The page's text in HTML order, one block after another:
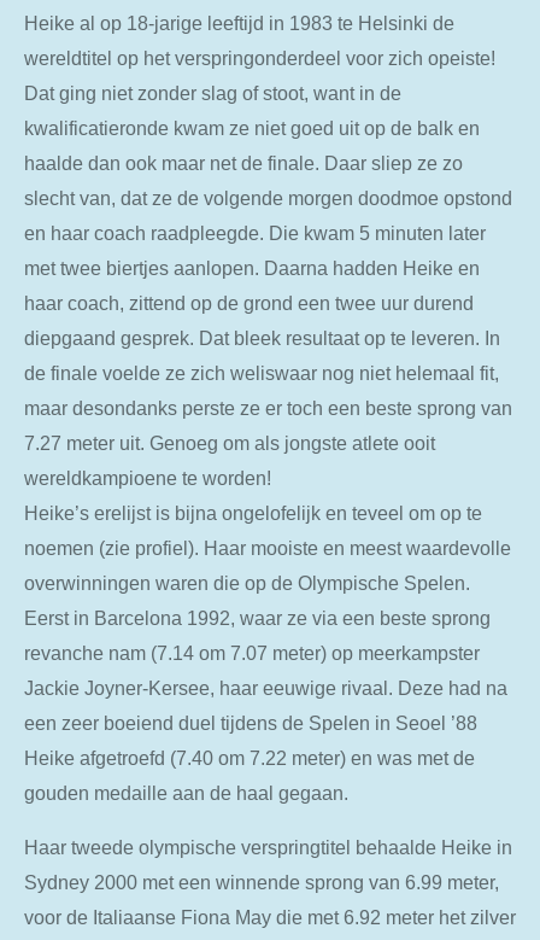
Heike al op 18-jarige leeftijd in 1983 te Helsinki de
wereldtitel op het verspringonderdeel voor zich opeiste!
Dat ging niet zonder slag of stoot, want in de
kwalificatieronde kwam ze niet goed uit op de balk en
haalde dan ook maar net de finale. Daar sliep ze zo
slecht van, dat ze de volgende morgen doodmoe opstond
en haar coach raadpleegde. Die kwam 5 minuten later
met twee biertjes aanlopen. Daarna hadden Heike en
haar coach, zittend op de grond een twee uur durend
diepgaand gesprek. Dat bleek resultaat op te leveren. In
de finale voelde ze zich weliswaar nog niet helemaal fit,
maar desondanks perste ze er toch een beste sprong van
7.27 meter uit. Genoeg om als jongste atlete ooit
wereldkampioene te worden!
Heike’s erelijst is bijna ongelofelijk en teveel om op te
noemen (zie profiel). Haar mooiste en meest waardevolle
overwinningen waren die op de Olympische Spelen.
Eerst in Barcelona 1992, waar ze via een beste sprong
revanche nam (7.14 om 7.07 meter) op meerkampster
Jackie Joyner-Kersee, haar eeuwige rivaal. Deze had na
een zeer boeiend duel tijdens de Spelen in Seoel ’88
Heike afgetroefd (7.40 om 7.22 meter) en was met de
gouden medaille aan de haal gegaan.
Haar tweede olympische verspringtitel behaalde Heike in
Sydney 2000 met een winnende sprong van 6.99 meter,
voor de Italiaanse Fiona May die met 6.92 meter het zilver